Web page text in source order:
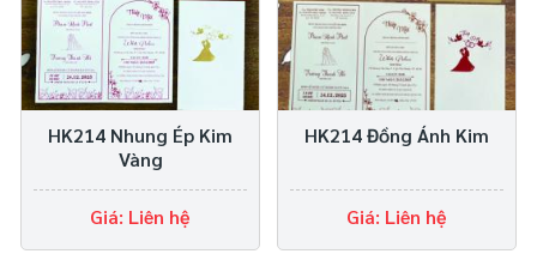
HK214 Nhung Ép Kim
Vàng
Giá: Liên hệ
HK214 Đồng Ánh Kim
Giá: Liên hệ